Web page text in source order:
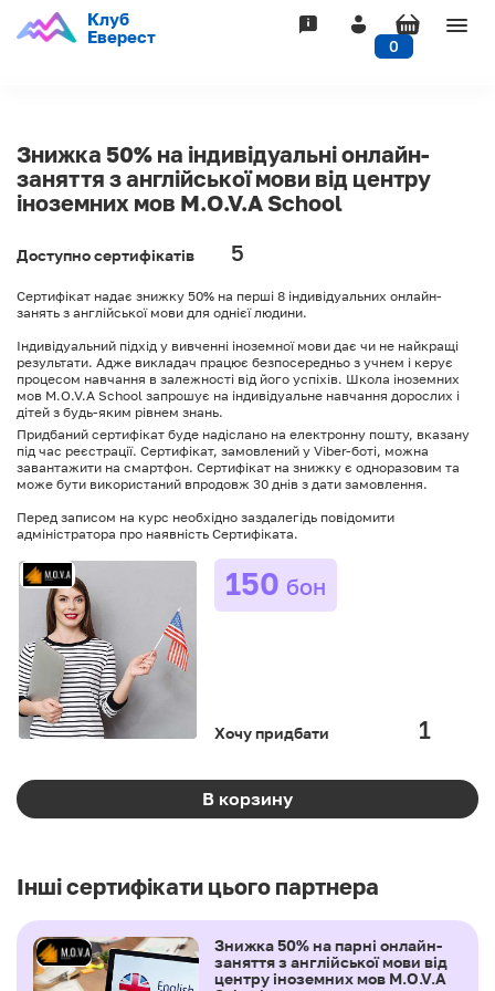
Клуб
Еверест
0
Знижка 50% на індивідуальні онлайн-
заняття з англійської мови від центру
іноземних мов M.O.V.A School
Доступно сертифікатів 5
Сертифікат надає знижку 50% на перші 8 індивідуальних онлайн-
занять з англійської мови для однієї людини.
Індивідуальний підхід у вивченні іноземної мови дає чи не найкращі
результати. Адже викладач працює безпосередньо з учнем і керує
процесом навчання в залежності від його успіхів. Школа іноземних
мов M.O.V.A School запрошує на індивідуальне навчання дорослих і
дітей з будь-яким рівнем знань.
Придбаний сертифікат буде надіслано на електронну пошту, вказану
під час реєстрації. Сертифікат, замовлений у Viber-боті, можна
завантажити на смартфон. Сертифікат на знижку є одноразовим та
може бути використаний впродовж 30 днів з дати замовлення.
Перед записом на курс необхідно заздалегідь повідомити
адміністратора про наявність Сертифіката.
150 бон
Хочу придбати
В корзину
Інші сертифікати цього партнера
Знижка 50% на парні онлайн-
заняття з англійської мови від
центру іноземних мов M.O.V.A